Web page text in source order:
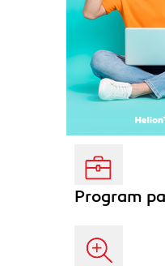
Program